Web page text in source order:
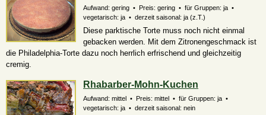
Aufwand: gering • Preis: gering • für Gruppen: ja •
vegetarisch: ja • derzeit saisonal: ja (z.T.)
Diese parktische Torte muss noch nicht einmal
gebacken werden. Mit dem Zitronengeschmack ist
die Philadelphia-Torte dazu noch herrlich erfrischend und gleichzeitig
cremig.
Rhabarber-Mohn-Kuchen
Aufwand: mittel • Preis: mittel • für Gruppen: ja •
vegetarisch: ja • derzeit saisonal: nein